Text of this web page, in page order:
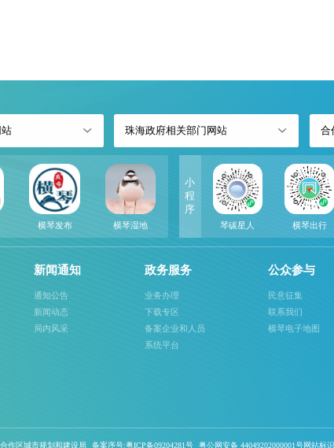
站 珠海政府相关部门网站 合
横琴发布 横琴湿地
小
程
序
琴碳星人 横琴出行
新闻通知
通知公告
新闻动态
局内风采
政务服务
业务办理
下载专区
备案企业和人员
系统平台
公众参与
民意征集
联系我们
横琴电子地图
作区城市规划和建设局 备案序号:粤ICP备09204281号 粤公网安备 44049202000001号网站标